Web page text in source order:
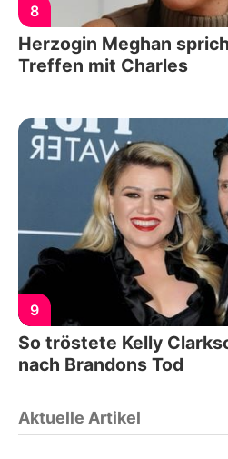
8
Herzogin Meghan
Treffen mit Charles
9
So tröstete Kelly
nach Brandons Tod
Aktuelle Artikel